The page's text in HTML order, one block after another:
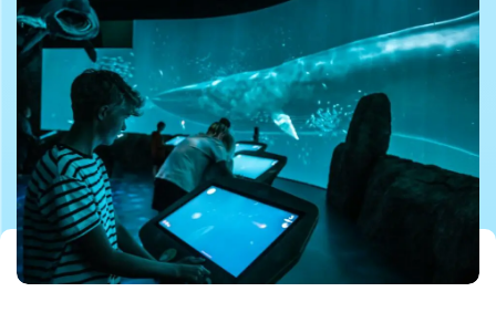
©Nordsøen Ocenarium